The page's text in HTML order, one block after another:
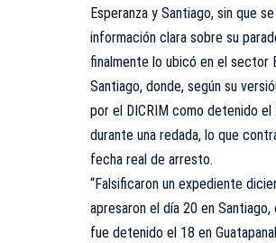
Esperanza y Santiago, sin que
información clara sobre su
finalmente lo ubicó en el sector
Santiago, donde, según su
por el DICRIM como detenido
durante una redada, lo que
fecha real de arresto.
“Falsificaron un expediente
apresaron el día 20 en Santiago,
fue detenido el 18 en